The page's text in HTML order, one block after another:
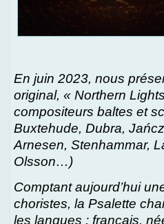
En juin 2023, nous
original, « Northern
compositeurs baltes et
Buxtehude, Dubra,
Arnesen, Stenhammar,
Olsson…)
Comptant aujourd’hui
choristes, la Psalette
les langues : français,